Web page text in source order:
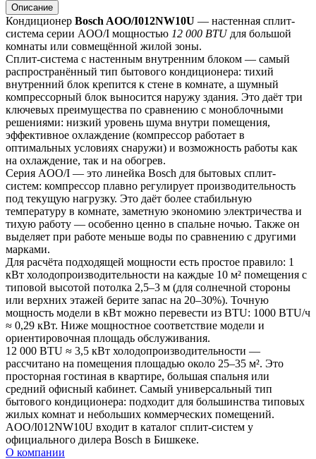
Описание
Кондиционер Bosch AOO/I012NW10U — настенная сплит-
система серии AOO/I мощностью 12 000 BTU для большой
комнаты или совмещённой жилой зоны.
Сплит-система с настенным внутренним блоком — самый
распространённый тип бытового кондиционера: тихий
внутренний блок крепится к стене в комнате, а шумный
компрессорный блок выносится наружу здания. Это даёт три
ключевых преимущества по сравнению с моноблочными
решениями: низкий уровень шума внутри помещения,
эффективное охлаждение (компрессор работает в
оптимальных условиях снаружи) и возможность работы как
на охлаждение, так и на обогрев.
Серия AOO/I — это линейка Bosch для бытовых сплит-
систем: компрессор плавно регулирует производительность
под текущую нагрузку. Это даёт более стабильную
температуру в комнате, заметную экономию электричества и
тихую работу — особенно ценно в спальне ночью. Также он
выделяет при работе меньше воды по сравнению с другими
марками.
Для расчёта подходящей мощности есть простое правило: 1
кВт холодопроизводительности на каждые 10 м² помещения с
типовой высотой потолка 2,5–3 м (для солнечной стороны
или верхних этажей берите запас на 20–30%). Точную
мощность модели в кВт можно перевести из BTU: 1000 BTU/ч
≈ 0,29 кВт. Ниже мощностное соответствие модели и
ориентировочная площадь обслуживания.
12 000 BTU ≈ 3,5 кВт холодопроизводительности —
рассчитано на помещения площадью около 25–35 м². Это
просторная гостиная в квартире, большая спальня или
средний офисный кабинет. Самый универсальный тип
бытового кондиционера: подходит для большинства типовых
жилых комнат и небольших коммерческих помещений.
AOO/I012NW10U входит в каталог сплит-систем у
официального дилера Bosch в Бишкеке.
О компании